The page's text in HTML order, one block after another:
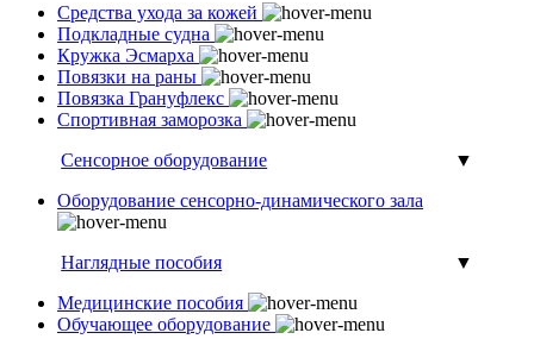
Средства ухода за кожей
Подкладные судна
Кружка Эсмарха
Повязки на раны
Повязка Грануфлекс
Спортивная заморозка
Сенсорное оборудование
▼
Оборудование сенсорно-динамического зала
Наглядные пособия
▼
Медицинские пособия
Обучающее оборудование